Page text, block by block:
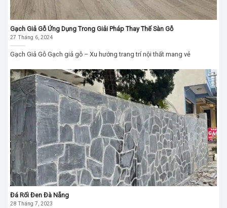
Gạch Giả Gỗ Ứng Dụng Trong Giải Pháp Thay Thế Sàn Gỗ
27 Tháng 6, 2024
Gạch Giả Gỗ Gạch giả gỗ – Xu hướng trang trí nội thất mang vẻ
Đá Rối Đen Đà Nẵng
28 Tháng 7, 2023